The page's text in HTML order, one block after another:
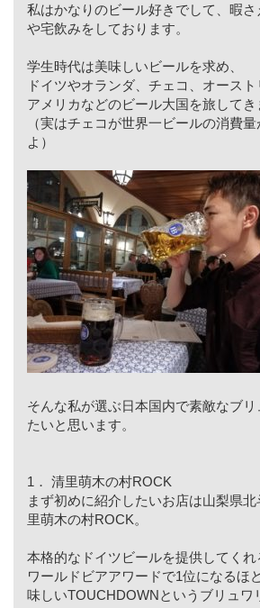
私はかなりのビール好きでして、暇さ
や宅飲みをしております。
学生時代は美味しいビールを求め、
ドイツやオランダ、チェコ、オース
アメリカなどのビール大国を旅してき
（実はチェコが世界一ビールの消費
よ）
そんな私が選ぶ日本国内で素敵なブ
たいと思います。
1． 清里萌木の村ROCK
まず初めに紹介したいお店は山梨県
里萌木の村ROCK。
本格的なドイツビールを提供してくれ
ワールドビアアワードで1位になるほ
味しいTOUCHDOWNというブリュワ